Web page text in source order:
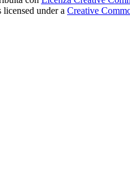
under a Creative